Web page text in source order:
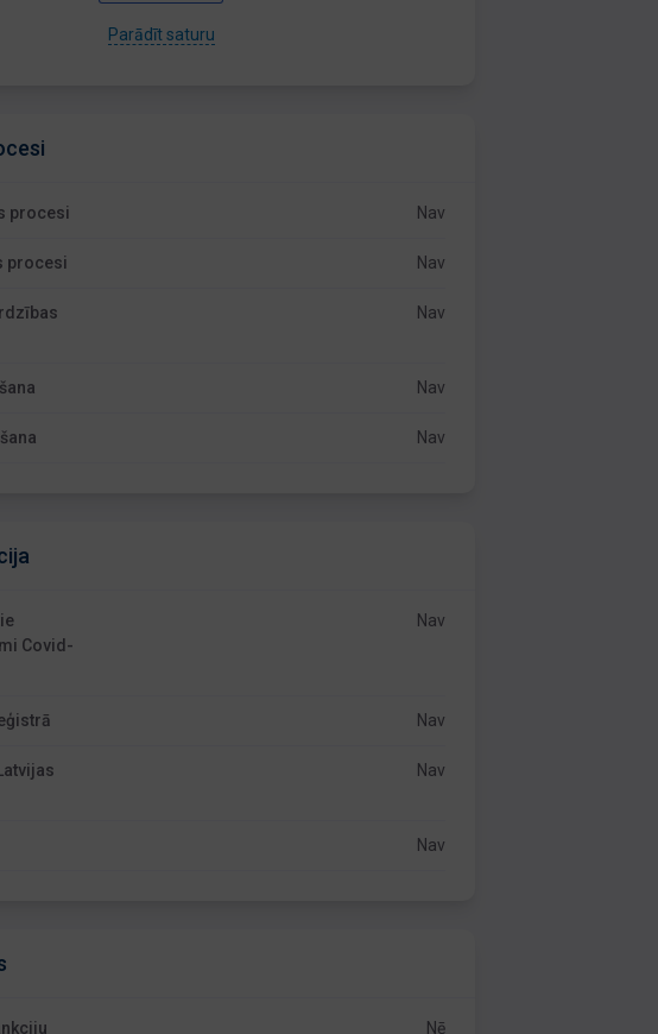
Parādīt saturu
procesi Nav
procesi Nav
Nav
Nav
Nav
Covid-
Nav
Nav
Nav
Nav
Nē